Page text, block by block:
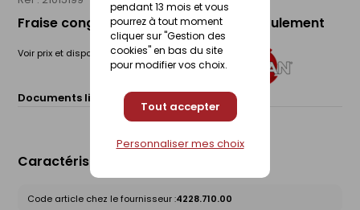
pendant 13 mois et vous
pourrez à tout moment
cliquer sur "Gestion des
cookies" en bas du site
pour modifier vos choix.
Tout accepter
Personnaliser mes choix
Fraise conge R=10 queue 8 HM avec roulement
Voir prix et disponibilité en magasin
Documents liés : Fiche technique
Caractéristiques du produit
Code article chez le fournisseur :4228.710.00